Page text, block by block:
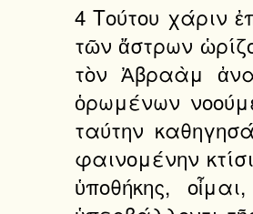
4 Τούτου χάριν
τῶν ἄστρων
τὸν Ἀβραὰμ
ὁρωμένων
ταύτην
φαινομένην
ὑποθήκης,